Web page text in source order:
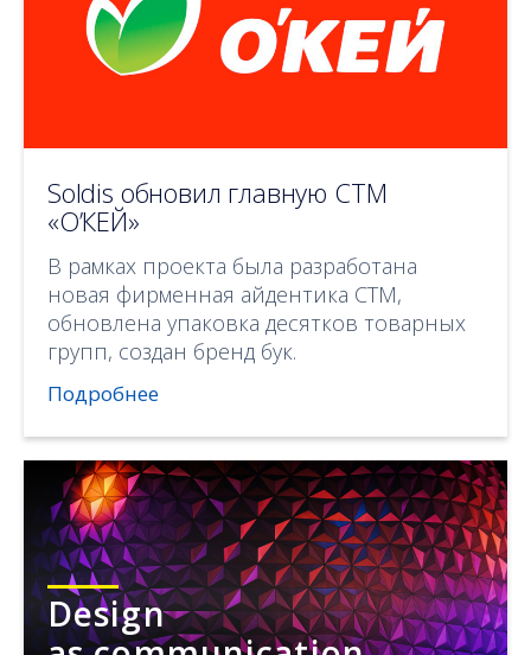
Soldis обновил главную СТМ
«О’КЕЙ»
В рамках проекта была разработана
новая фирменная айдентика СТМ,
обновлена упаковка десятков товарных
групп, создан бренд бук.
Подробнее
Design